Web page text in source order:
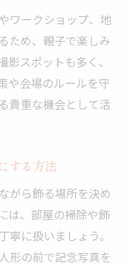
ワークショップ、地
ため、親子で楽しみ
スポットも多く、
や会場のルールを守
貴重な機会として活
する方法
がら飾る場所を決め
は、部屋の掃除や飾
寧に扱いましょう。
形の前で記念写真を